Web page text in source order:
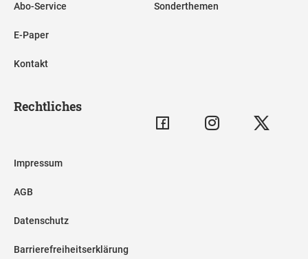
Abo-Service
E-Paper
Kontakt
Sonderthemen
Rechtliches
Impressum
AGB
Datenschutz
Barrierefreiheitserklärung